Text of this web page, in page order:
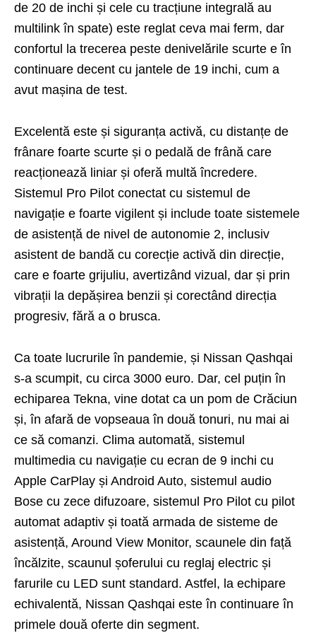
de 20 de inchi și cele cu tracțiune integrală au
multilink în spate) este reglat ceva mai ferm, dar
confortul la trecerea peste denivelările scurte e în
continuare decent cu jantele de 19 inchi, cum a
avut mașina de test.
Excelentă este și siguranța activă, cu distanțe de
frânare foarte scurte și o pedală de frână care
reacționează liniar și oferă multă încredere.
Sistemul Pro Pilot conectat cu sistemul de
navigație e foarte vigilent și include toate sistemele
de asistență de nivel de autonomie 2, inclusiv
asistent de bandă cu corecție activă din direcție,
care e foarte grijuliu, avertizând vizual, dar și prin
vibrații la depășirea benzii și corectând direcția
progresiv, fără a o brusca.
Ca toate lucrurile în pandemie, și Nissan Qashqai
s-a scumpit, cu circa 3000 euro. Dar, cel puțin în
echiparea Tekna, vine dotat ca un pom de Crăciun
și, în afară de vopseaua în două tonuri, nu mai ai
ce să comanzi. Clima automată, sistemul
multimedia cu navigație cu ecran de 9 inchi cu
Apple CarPlay și Android Auto, sistemul audio
Bose cu zece difuzoare, sistemul Pro Pilot cu pilot
automat adaptiv și toată armada de sisteme de
asistență, Around View Monitor, scaunele din față
încălzite, scaunul șoferului cu reglaj electric și
farurile cu LED sunt standard. Astfel, la echipare
echivalentă, Nissan Qashqai este în continuare în
primele două oferte din segment.